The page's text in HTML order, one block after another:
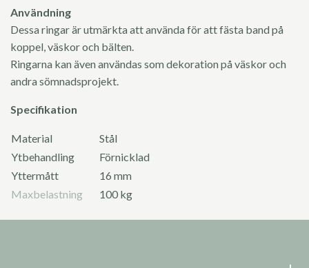
Användning
Dessa ringar är utmärkta att använda för att fästa band på
koppel, väskor och bälten.
Ringarna kan även användas som dekoration på väskor och
andra sömnadsprojekt.
Specifikation
Material
Stål
Ytbehandling
Förnicklad
Yttermått
16 mm
Maxbelastning
100 kg